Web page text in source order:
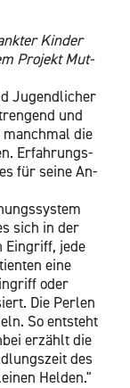
Kin­der
Pro­jekt Mut­
Ju­gend­li­cher
und
manch­mal die
Er­fah­rungs­
für seine An­
sich in der
Ein­griff, jede
eine
oder
Die Per­len
So ent­steht
er­zählt die
des
Hel­den."